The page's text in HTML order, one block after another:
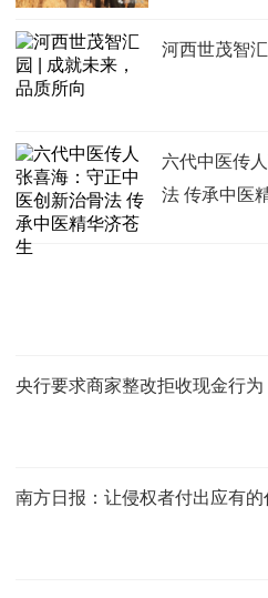
河西世茂智
六代中医传
法 传承中医
央行要求商家整改拒收现金行为
南方日报：让侵权者付出应有的